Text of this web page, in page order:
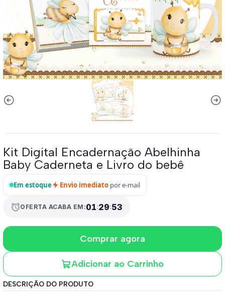
Kit Digital Encadernação Abelhinha
Baby Caderneta e Livro do bebê
Em estoque Envio imediato por e-mail
alarmOFERTA ACABA EM:01:29:53
Adicionar ao Carrinho
Comprar agora
DESCRIÇÃO DO PRODUTO